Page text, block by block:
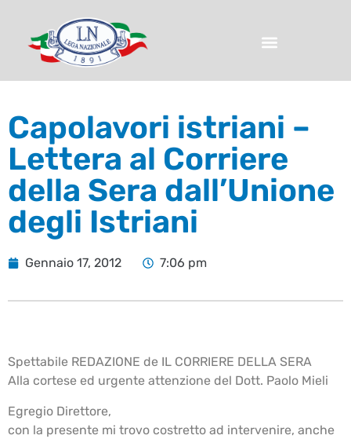
Capolavori istriani –
Lettera al Corriere
della Sera dall’Unione
degli Istriani
Gennaio 17, 2012 7:06 pm
Spettabile REDAZIONE de IL CORRIERE DELLA SERA
Alla cortese ed urgente attenzione del Dott. Paolo Mieli
Egregio Direttore,
con la presente mi trovo costretto ad intervenire, anche